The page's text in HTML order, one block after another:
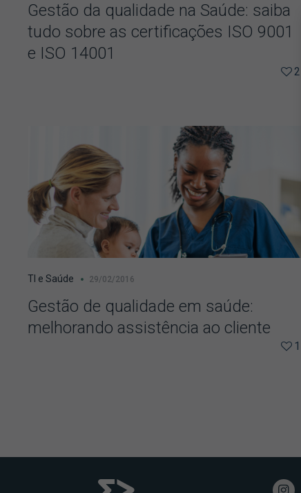
Gestão da qualidade na Saúde: saiba
tudo sobre as certificações ISO 9001
e ISO 14001
2
TI e Saúde 29/02/2016
Gestão de qualidade em saúde:
melhorando assistência ao cliente
1